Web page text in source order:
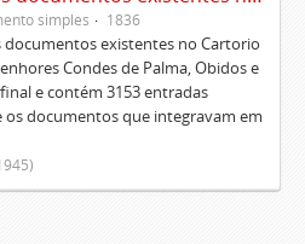
simples 1836
existentes no Cartorio
Condes de Palma, Obidos e
e contém 3153 entradas
documentos que integravam em